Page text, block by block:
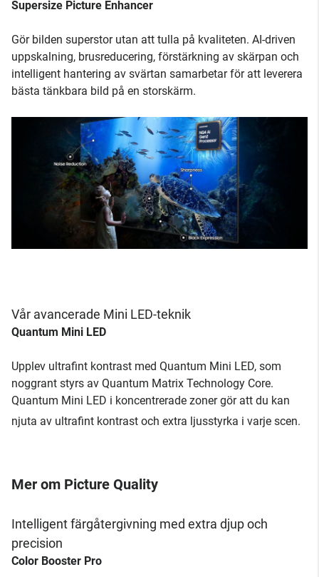
Supersize Picture Enhancer
Gör bilden superstor utan att tulla på kvaliteten. AI-driven
uppskalning, brusreducering, förstärkning av skärpan och
intelligent hantering av svärtan samarbetar för att leverera
bästa tänkbara bild på en storskärm.
Vår avancerade Mini LED-teknik
Quantum Mini LED
Upplev ultrafint kontrast med Quantum Mini LED, som
noggrant styrs av Quantum Matrix Technology Core.
Quantum Mini LED i koncentrerade zoner gör att du kan
njuta av ultrafint kontrast och extra ljusstyrka i varje scen.
Mer om Picture Quality
Intelligent färgåtergivning med extra djup och
precision
Color Booster Pro